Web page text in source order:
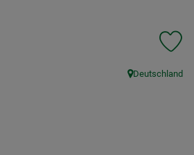
, Herkunft:
Deutschland